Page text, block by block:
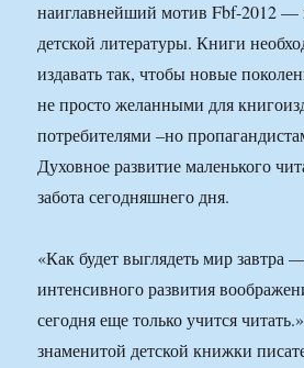
наиглавнейший мотив Fbf-2012 —
детской литературы. Книги
издавать так, чтобы новые
не просто желанными для
потребителями –но
Духовное развитие маленького
забота сегодняшнего дня.
«Как будет выглядеть мир завтра
интенсивного развития
сегодня еще только учится
знаменитой детской книжки